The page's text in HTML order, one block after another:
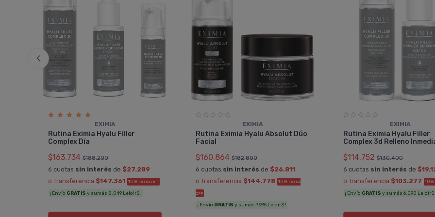
EXIMIA
Rutina Eximia Hyalu Filler
Complex Día
$163.734 $188.200
6 cuotas sin interés de $27.289
ó Transferencia $147.361 10% EXTRA OFF
¡ Envío GRATIS y sumás 8.049 Leloir$ !
EXIMIA
Rutina Eximia Hyalu Absolut Dúo
Facial
$160.864 $182.800
6 cuotas sin interés de $26.811
ó Transferencia $144.778 10% EXTRA
OFF
¡ Envío GRATIS y sumás 7.935 Leloir$ !
EXIMIA
Rutina Eximia Hyalu Filler
Complex 3d Relleno
$114.752 $130.400
6 cuotas sin interés de
ó Transferencia $103.277 10%
¡ Envío GRATIS y sumás 6.090 Leloir$